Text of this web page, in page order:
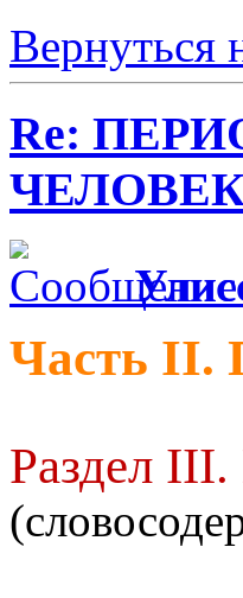
Вернуться
Re:
Часть II.
Раздел